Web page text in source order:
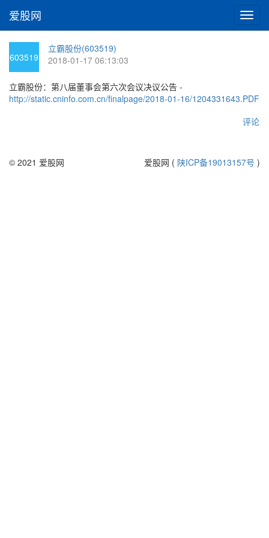
切
换
爱股网
603519
立霸股份(603519)
2018-01-17 06:13:03
立霸股份：第八届董事会第六次会议决议公告 -
http://static.cninfo.com.cn/finalpage/2018-01-16/1204331643.PDF
评论
© 2021 爱股网 爱股网 ( 陕ICP备19013157号 )